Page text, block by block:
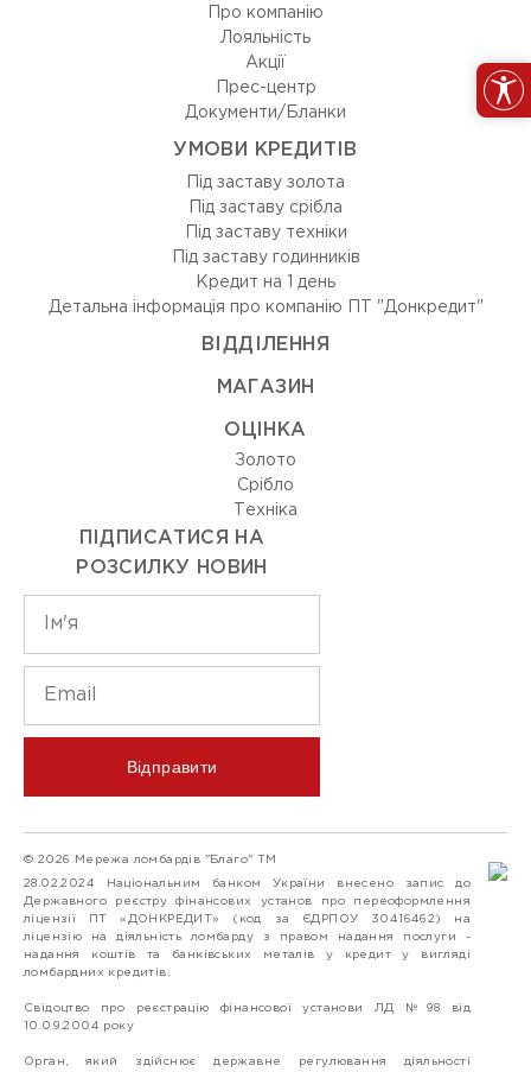
Про компанію
Лояльність
Акції
Прес-центр
Документи/Бланки
УМОВИ КРЕДИТІВ
Під заставу золота
Під заставу срібла
Під заставу техніки
Під заставу годинників
Кредит на 1 день
Детальна інформація про компанію ПТ "Донкредит"
ВIДДIЛЕННЯ
МАГАЗИН
ОЦIНКА
Золото
Срiбло
Технiка
ПІДПИСАТИСЯ НА
РОЗСИЛКУ НОВИН
Відправити
© 2026 Мережа ломбардів "Благо" ТМ
28.02.2024 Національним банком України внесено запис до
Державного реєстру фінансових установ про переоформлення
ліцензії ПТ «ДОНКРЕДИТ» (код за ЄДРПОУ 30416462) на
ліцензію на діяльність ломбарду з правом надання послуги -
надання коштів та банківських металів у кредит у вигляді
ломбардних кредитів.
Свідоцтво про реєстрацію фінансової установи ЛД №98 від
10.09.2004 року
Орган, який здійснює державне регулювання діяльності